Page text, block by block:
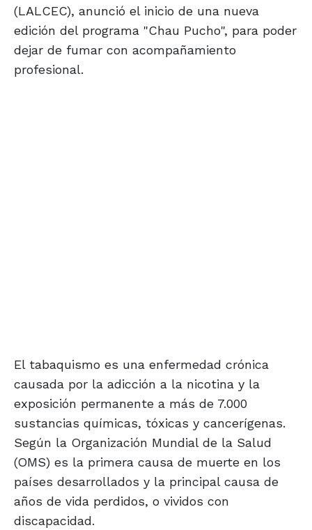
(LALCEC), anunció el inicio de una nueva
edición del programa "Chau Pucho", para poder
dejar de fumar con acompañamiento
profesional.
El tabaquismo es una enfermedad crónica
causada por la adicción a la nicotina y la
exposición permanente a más de 7.000
sustancias químicas, tóxicas y cancerígenas.
Según la Organización Mundial de la Salud
(OMS) es la primera causa de muerte en los
países desarrollados y la principal causa de
años de vida perdidos, o vividos con
discapacidad.